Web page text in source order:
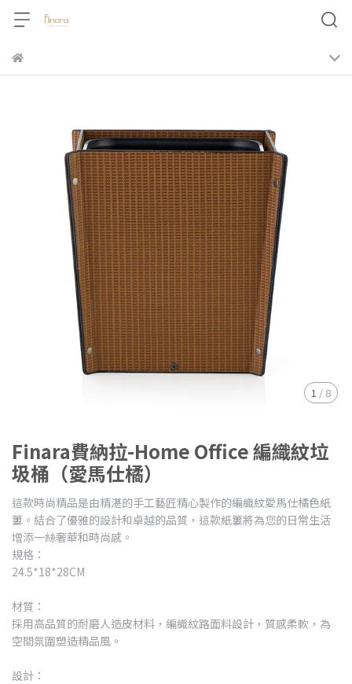
1 / 8
Finara費納拉-Home Office 編織紋垃
圾桶（愛馬仕橘）
這款時尚精品是由精湛的手工藝匠精心製作的編織紋愛馬仕橘色紙
簍。結合了優雅的設計和卓越的品質，這款紙簍將為您的日常生活
增添一絲奢華和時尚感。
規格：
24.5*18*28CM
材質：
採用高品質的耐磨人造皮材料，編織紋路面料設計，質感柔軟，為
空間氛圍塑造精品風。
設計：